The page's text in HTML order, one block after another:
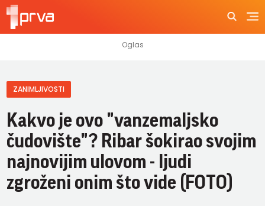
ZANIMLJIVOSTI
Kakvo je ovo "vanzemaljsko
čudovište"? Ribar šokirao svojim
najnovijim ulovom - ljudi
zgroženi onim što vide (FOTO)